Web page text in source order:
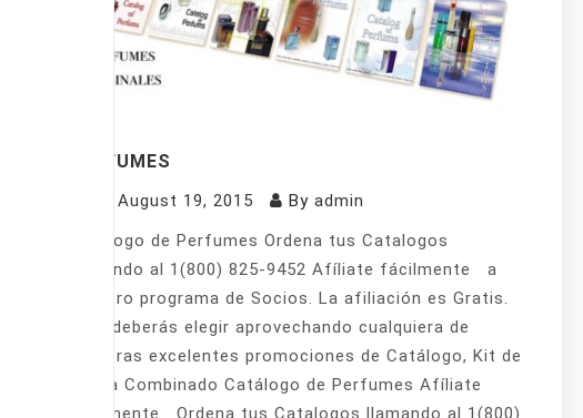
PERFUMES
August 19, 2015 By admin
Catálogo de Perfumes Ordena tus Catalogos
llamando al 1(800) 825-9452 Afíliate fácilmente a
nuestro programa de Socios. La afiliación es Gratis.
Sólo deberás elegir aprovechando cualquiera de
nuestras excelentes promociones de Catálogo, Kit de
Venta Combinado Catálogo de Perfumes Afíliate
fácilmente Ordena tus Catalogos llamando al 1(800)